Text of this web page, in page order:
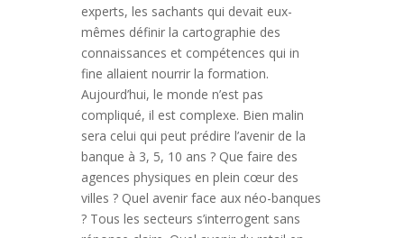
experts, les sachants qui devait eux-
mêmes définir la cartographie des
connaissances et compétences qui in
fine allaient nourrir la formation.
Aujourd’hui, le monde n’est pas
compliqué, il est complexe. Bien malin
sera celui qui peut prédire l’avenir de la
banque à 3, 5, 10 ans ? Que faire des
agences physiques en plein cœur des
villes ? Quel avenir face aux néo-banques
? Tous les secteurs s’interrogent sans